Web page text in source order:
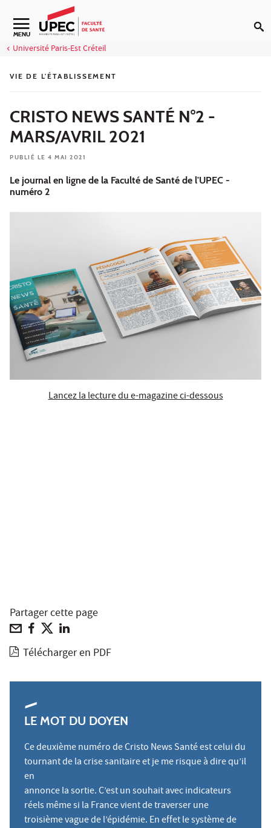
Aller au contenu
Navigation secondaire
MENU
Université Paris-Est Créteil
VIE DE L'ÉTABLISSEMENT
CRISTO NEWS SANTÉ N°2 -
MARS/AVRIL 2021
PUBLIÉ LE 4 MAI 2021
Le journal en ligne de la Faculté de Santé de l'UPEC -
numéro 2
Lancez la lecture du e-magazine ci-dessous
Partager cette page
Télécharger en PDF
LE MOT DU DOYEN
Ce deuxième numéro de Cristo News Santé est celui du
tournant de la crise sanitaire et je me risque à dire qu’il
en
annonce la sortie. C’est un souhait avec indicateurs
réels même si la France vient de traverser une
troisième vague de l’épidémie. En effet le système de